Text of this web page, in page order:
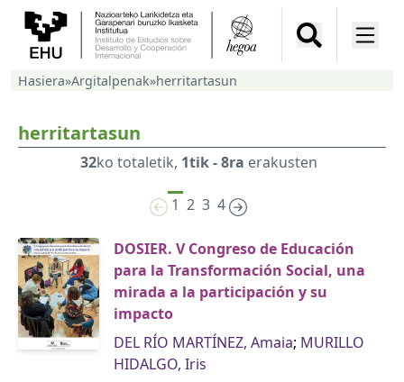
Hasiera»Argitalpenak»herritartasun
herritartasun
32ko totaletik, 1tik - 8ra erakusten
1 2 3 4
DOSIER. V Congreso de Educación
para la Transformación Social, una
mirada a la participación y su
impacto
DEL RÍO MARTÍNEZ, Amaia; MURILLO
HIDALGO, Iris